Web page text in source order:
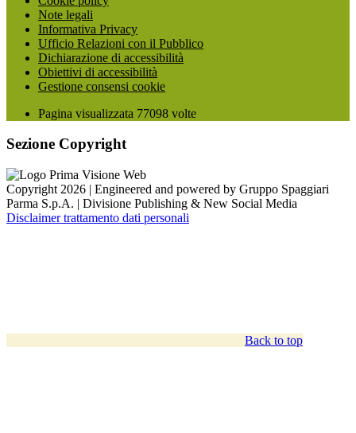
Note legali
Informativa Privacy
Ufficio Relazioni con il Pubblico
Dichiarazione di accessibilità
Obiettivi di accessibilità
Gestione consensi cookie
Pagina visualizzata 77098 volte
Sezione Copyright
Copyright 2026 | Engineered and powered by Gruppo Spaggiari
Parma S.p.A. | Divisione Publishing & New Social Media
Disclaimer trattamento dati personali
Back to top